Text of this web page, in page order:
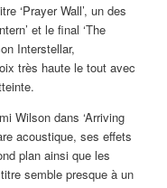
‘Prayer Wall’, un des
et le final ‘The
Interstellar,
très haute le tout avec
Wilson dans ‘Arriving
acoustique, ses effets
plan ainsi que les
semble presque à un